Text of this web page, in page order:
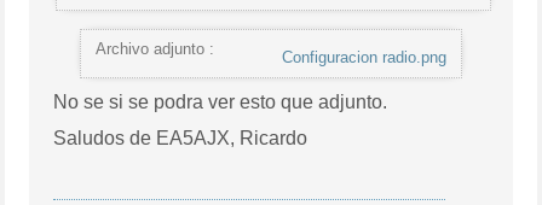
Archivo adjunto : Configuracion radio.png
No se si se podra ver esto que adjunto.
Saludos de EA5AJX, Ricardo